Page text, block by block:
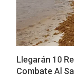
Llegarán 10
Combate Al